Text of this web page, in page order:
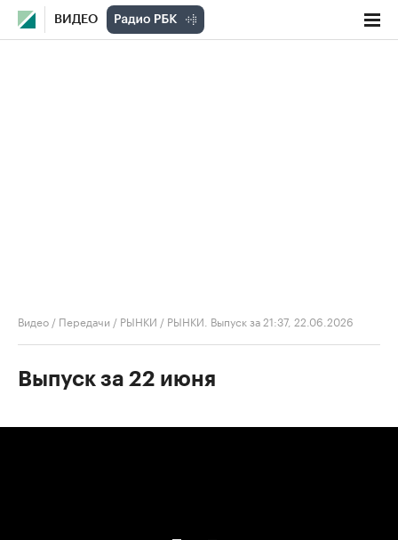
ВИДЕО
Видео / Передачи / РЫНКИ / РЫНКИ. Выпуск за 21:37, 22.06.2026
Выпуск за 22 июня